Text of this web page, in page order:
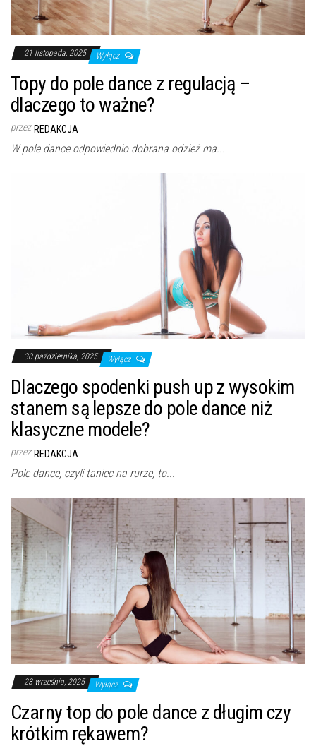
21 listopada, 2025 Wyłącz
Topy do pole dance z regulacją –
dlaczego to ważne?
przez REDAKCJA
W pole dance odpowiednio dobrana odzież ma...
30 października, 2025 Wyłącz
Dlaczego spodenki push up z wysokim
stanem są lepsze do pole dance niż
klasyczne modele?
przez REDAKCJA
Pole dance, czyli taniec na rurze, to...
23 września, 2025 Wyłącz
Czarny top do pole dance z długim czy
krótkim rękawem?